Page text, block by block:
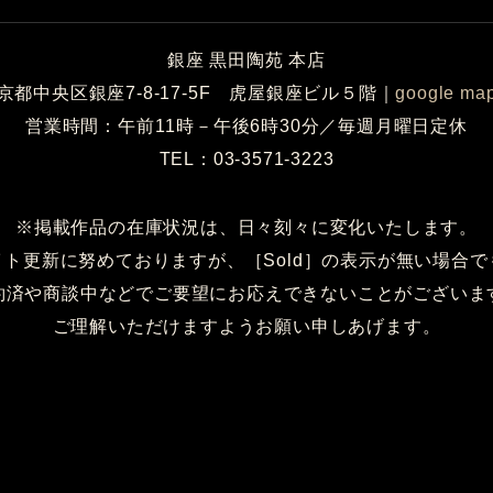
銀座 黒田陶苑 本店
都中央区銀座7-8-17-5F 虎屋銀座ビル５階 ｜google
営業時間：午前11時－午後6時30分／毎週月曜日定休
TEL：03-3571-3223
※掲載作品の在庫状況は、日々刻々に変化いたします。
ト更新に努めておりますが、［Sold］の表示が無い場合で
済や商談中などでご要望にお応えできないことがございま
ご理解いただけますようお願い申しあげます。